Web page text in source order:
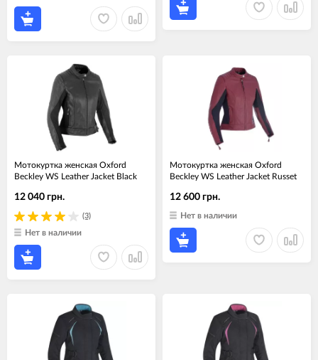
Мотокуртка женская Oxford
Beckley WS Leather Jacket Black
(3)
12 040 грн.
Нет в наличии
Мотокуртка женская Oxford
Beckley WS Leather Jacket Russet
12 600 грн.
Нет в наличии